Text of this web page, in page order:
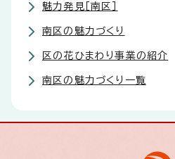
魅力発見［南区］
南区の魅力づくり
区の花ひまわり事業の紹介
南区の魅力づくり一覧